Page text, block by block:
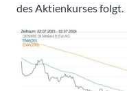
des Aktienkurses folgt.